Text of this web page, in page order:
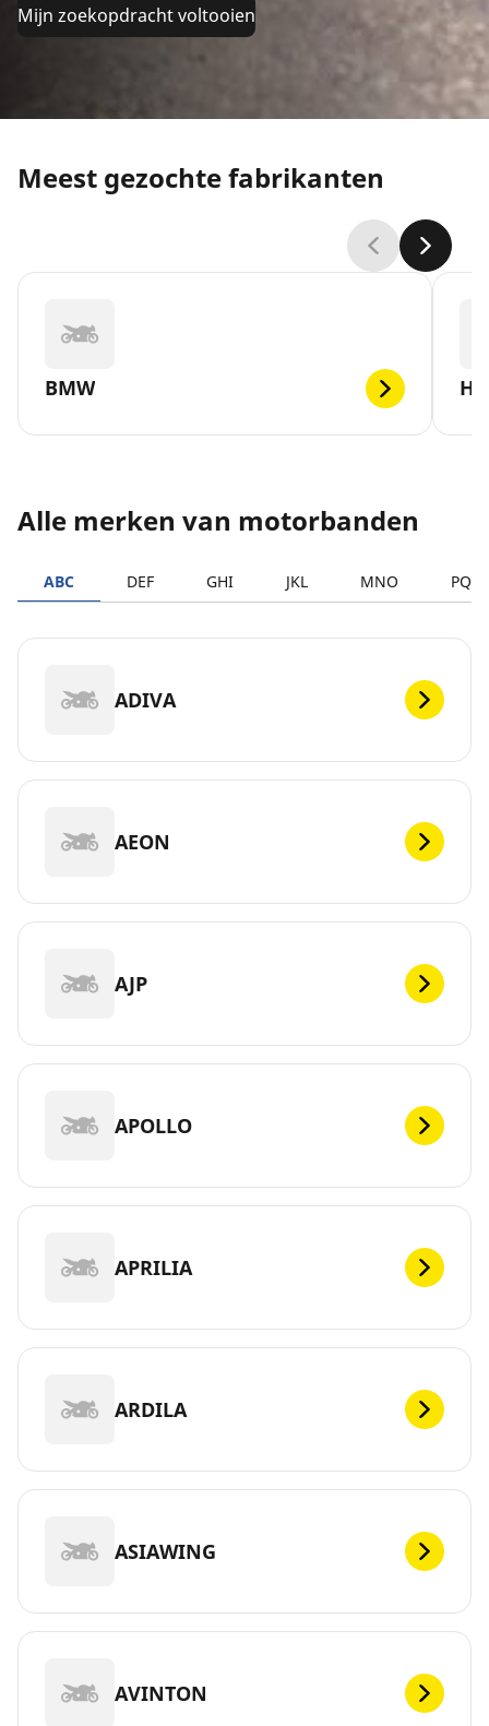
Mijn zoekopdracht voltooien
Meest gezochte fabrikanten
BMW
Alle merken van motorbanden
ABC DEF GHI JKL MNO PQRS
ADIVA
AEON
AJP
APOLLO
APRILIA
ARDILA
ASIAWING
AVINTON